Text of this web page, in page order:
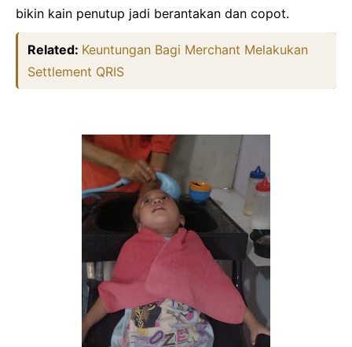
bikin kain penutup jadi berantakan dan copot.
Related: Keuntungan Bagi Merchant Melakukan
Settlement QRIS